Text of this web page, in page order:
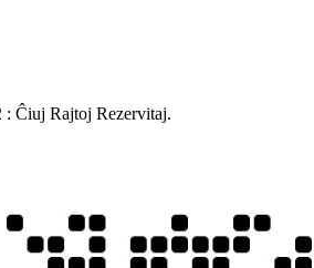
Ĉiuj Rajtoj Rezervitaj.